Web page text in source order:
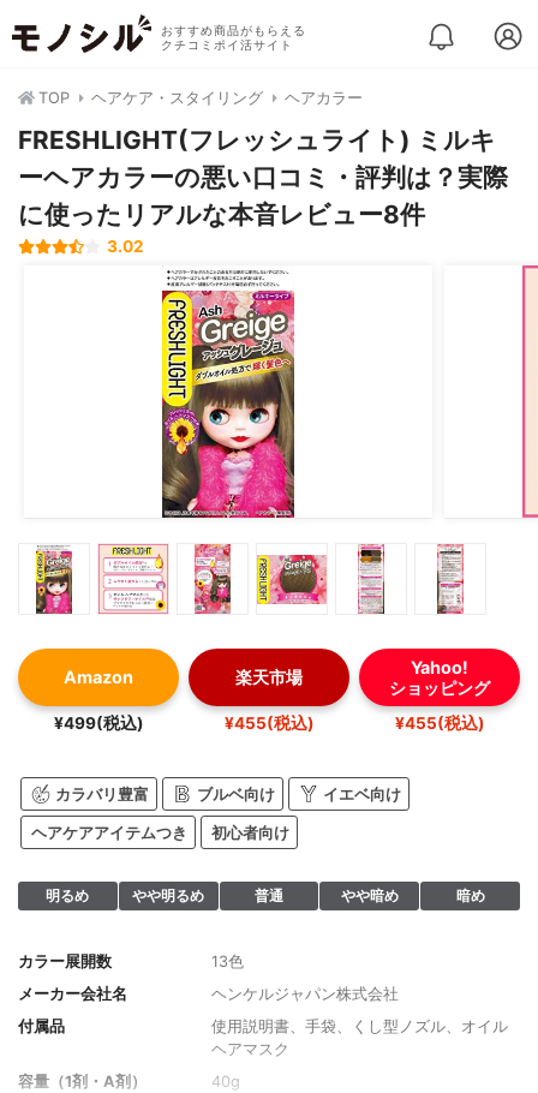
おすすめ商品がもらえる
クチコミポイ活サイト
TOP ヘアケア・スタイリング ヘアカラー
FRESHLIGHT(フレッシュライト) ミルキ
ーヘアカラーの悪い口コミ・評判は？実際
に使ったリアルな本音レビュー8件
3.02
Amazon
¥499(税込)
楽天市場
¥455(税込)
Yahoo!
ショッピング
¥455(税込)
カラバリ豊富 ブルベ向け イエベ向け
ヘアケアアイテムつき 初心者向け
明るめ やや明るめ 普通 やや暗め 暗め
カラー展開数
13色
メーカー会社名
ヘンケルジャパン株式会社
付属品
使用説明書、手袋、くし型ノズル、オイル
ヘアマスク
容量（1剤・A剤）
40g